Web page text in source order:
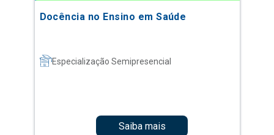
Docência no Ensino em Saúde
Especialização Semipresencial
Saiba mais